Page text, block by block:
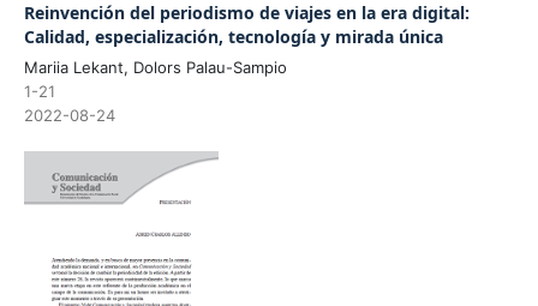
Reinvención del periodismo de viajes en la era digital:
Calidad, especialización, tecnología y mirada única
Mariia Lekant, Dolors Palau-Sampio
1-21
2022-08-24